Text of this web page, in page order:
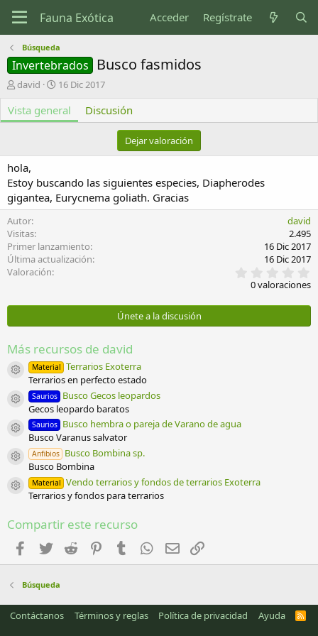
Acceder Regístrate
Búsqueda
Invertebrados Busco fasmidos
A
t
o
david
F
c
h
r
e
a
ó
n
16 Dic 2017
Vista general Discusión
Dejar valoración
hola,
Estoy buscando las siguientes especies, Diapherodes
gigantea, Eurycnema goliath. Gracias
Autor
david
Visitas
2.495
Primer lanzamiento
16 Dic 2017
Última actualización
16 Dic 2017
Valoración
,
0
s
0 valoraciones
Únete a la discusión
Más recursos de david
Icono del recurso
Material Terrarios Exoterra
Terrarios en perfecto estado
Icono del recurso
Saurios Busco Gecos leopardos
Gecos leopardo baratos
Icono del recurso
Saurios Busco hembra o pareja de Varano de agua
Busco Varanus salvator
Icono del recurso
Anfibios Busco Bombina sp.
Busco Bombina
Icono del recurso
Material Vendo terrarios y fondos de terrarios Exoterra
Terrarios y fondos para terrarios
Compartir este recurso
Facebook
Twitter Reddit PinterestTumblr WhatsApp
Email
Búsqueda
Contáctanos Términos y reglas Política de privacidad Ayuda
R